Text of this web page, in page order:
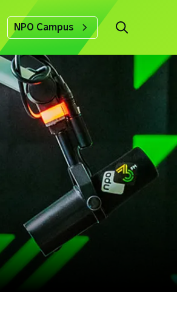
NPO Campus